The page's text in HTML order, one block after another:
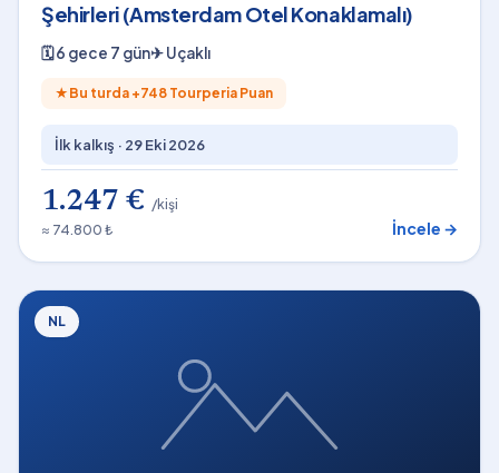
Şehirleri (Amsterdam Otel Konaklamalı)
🗓6 gece 7 gün✈Uçaklı
★ Bu turda +748 Tourperia Puan
İlk kalkış · 29 Eki 2026
1.247 € /kişi
≈ 74.800 ₺
İncele →
NL